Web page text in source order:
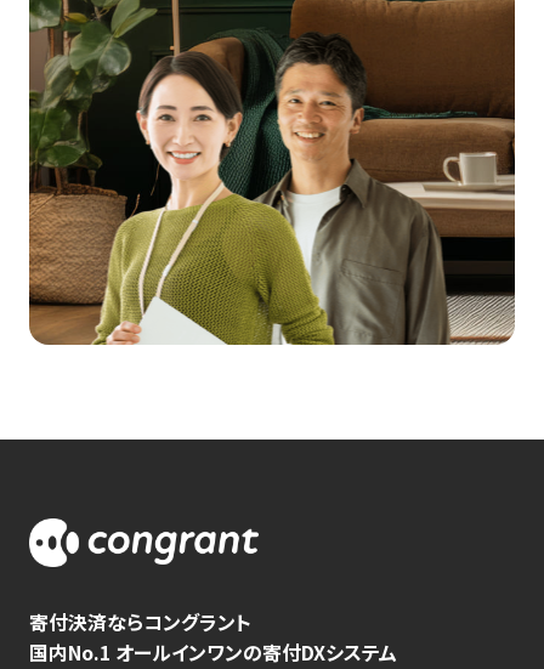
寄付決済ならコングラント
国内No.1 オールインワンの寄付DXシステム